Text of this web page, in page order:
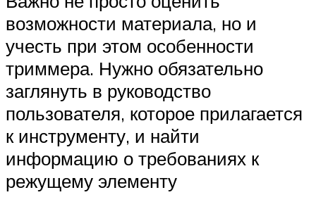
возможности материала, но и
учесть при этом особенности
триммера. Нужно обязательно
заглянуть в руководство
пользователя, которое прилагается
к инструменту, и найти
информацию о требованиях к
режущему элементу